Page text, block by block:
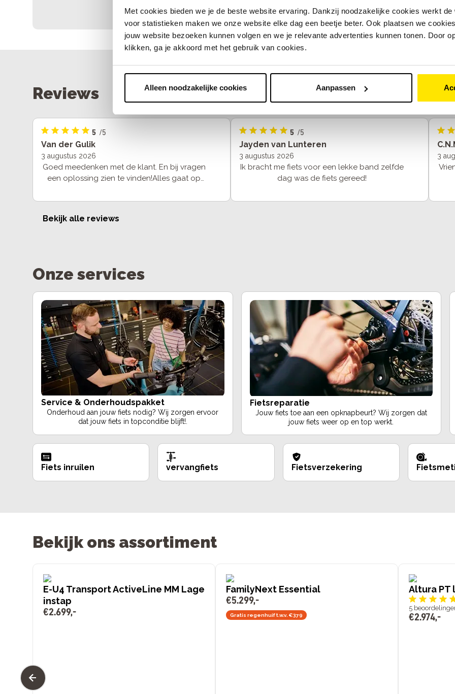
Met cookies bieden we je de beste website ervaring. Dankzij noodzakelijke cookies werkt
voor statistieken maken we onze website elke dag een beetje beter. Ook plaatsen we
jouw website bezoeken kunnen volgen en we je relevante advertenties kunnen tonen. Door
klikken, ga je akkoord met het gebruik van cookies.
Alleen noodzakelijke cookies Aanpassen
Reviews
5 /5
Van der Gulik
3 augustus 2026
Goed meedenken met de klant. En bij vragen
een oplossing zien te vinden!Alles gaat op
opgedrongen!
5 /5
Jayden van Lunteren
3 augustus 2026
Ik bracht me fiets voor een lekke band zelfde
dag was de fiets gereed!
3
Bekijk alle reviews
Onze services
Service & Onderhoudspakket
Onderhoud aan jouw fiets nodig? Wij zorgen ervoor
dat jouw fiets in topconditie blijft!.
Fietsreparatie
Jouw fiets toe aan een opknapbeurt? Wij zorgen dat
jouw fiets weer op en top werkt.
Fiets inruilen vervangfiets Fietsverzekering
Bekijk ons assortiment
E-U4 Transport ActiveLine MM Lage
instap
€2.699,-
FamilyNext Essential
€5.299,-
Gratis regenhuif t.w.v. €379
Altura PT
5
€2.974,-